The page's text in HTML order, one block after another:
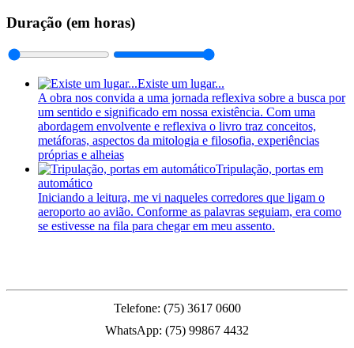
Duração (em horas)
Existe um lugar...
A obra nos convida a uma jornada reflexiva sobre a busca por
um sentido e significado em nossa existência. Com uma
abordagem envolvente e reflexiva o livro traz conceitos,
metáforas, aspectos da mitologia e filosofia, experiências
próprias e alheias
Tripulação, portas em
automático
Iniciando a leitura, me vi naqueles corredores que ligam o
aeroporto ao avião. Conforme as palavras seguiam, era como
se estivesse na fila para chegar em meu assento.
Telefone: (75) 3617 0600
WhatsApp: (75) 99867 4432